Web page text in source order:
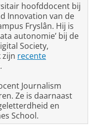
hoofddocent bij
Innovation van de
Fryslân. Hij is
autonomie’ bij de
Society,
zijn recente
Journalism
Ze is daarnaast
en
School.